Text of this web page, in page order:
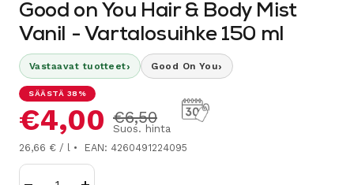
Good on You Hair & Body Mist
Vanil - Vartalosuihke 150 ml
Vastaavat tuotteet› Good On You›
SÄÄSTÄ 38%
Alennushinta
€4,00 Normaalihinta
€6,50
Suos. hinta
26,66 € / l EAN: 4260491224095